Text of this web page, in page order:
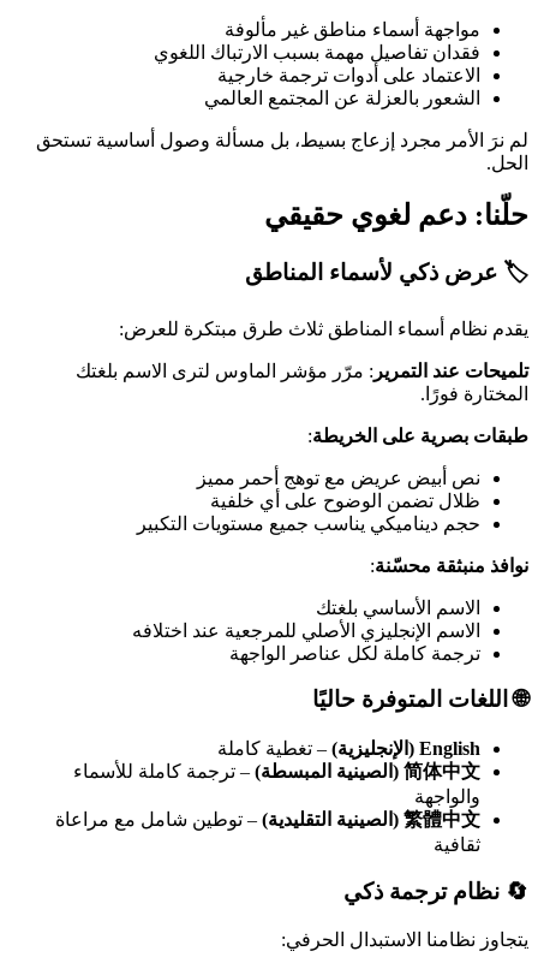
مواجهة أسماء مناطق غير مألوفة
فقدان تفاصيل مهمة بسبب الارتباك اللغوي
الاعتماد على أدوات ترجمة خارجية
الشعور بالعزلة عن المجتمع العالمي
لم نرَ الأمر مجرد إزعاج بسيط، بل مسألة وصول أساسية تستحق
الحل.
حلّنا: دعم لغوي حقيقي
🏷️ عرض ذكي لأسماء المناطق
يقدم نظام أسماء المناطق ثلاث طرق مبتكرة للعرض:
تلميحات عند التمرير : مرّر مؤشر الماوس لترى الاسم بلغتك
المختارة فورًا.
طبقات بصرية على الخريطة:
نص أبيض عريض مع توهج أحمر مميز
ظلال تضمن الوضوح على أي خلفية
حجم ديناميكي يناسب جميع مستويات التكبير
نوافذ منبثقة محسّنة:
الاسم الأساسي بلغتك
الاسم الإنجليزي الأصلي للمرجعية عند اختلافه
ترجمة كاملة لكل عناصر الواجهة
🌐 اللغات المتوفرة حاليًا
English (الإنجليزية)
– تغطية كاملة
简体中文 (الصينية المبسطة)
– ترجمة كاملة للأسماء
والواجهة
繁體中文 (الصينية التقليدية)
– توطين شامل مع مراعاة
ثقافية
🔄 نظام ترجمة ذكي
يتجاوز نظامنا الاستبدال الحرفي: